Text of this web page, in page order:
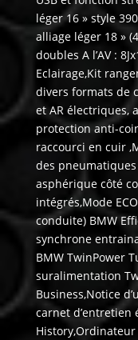
léger 16 » style
alliage léger 18 »
doubles A l’AV :
Eclairage,Kit
divers formats de
et AR électriques,
protection anti-
raccourci en cuir
des
asphérique côté
intégrés,Mode
conduite) BMW
synchrone
BMW TwinPower
suralimentation
Business,Notice
carnet d’entretien